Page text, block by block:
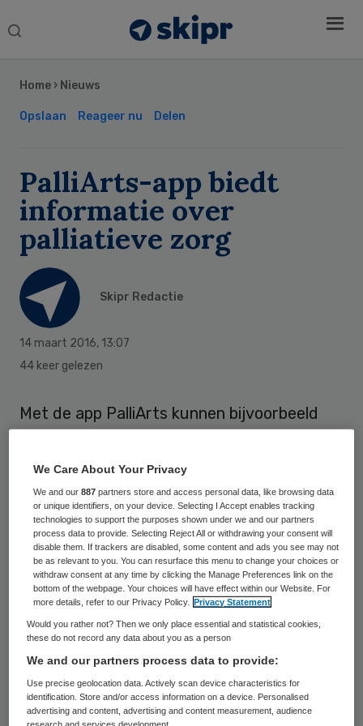
Search
Home › Nieuws
Opslaan Reageer nu Delen
PalliArts-app biedt
informatie over
palliatieve zorg
Skipr Redactie
14 maart 2016, 13:07
44 keer gelezen
Met de app PalliArts kunnen bijvoorbeeld
over palliatieve zorg raadplegen via de
mobiele telefoon of tablet. De app is een
initiatief van Marije Brüll en Marlie Spijkers
van het Netwerk Palliatieve Zorg Zuidoost
Brabant, en ontwikkeld samen met
Integraal Kankercentrum Nederland (IKNL)
en VGZ.
PalliArts ondersteunt de (huis)arts bij het
verlenen van goede palliatieve zorg,
afgestemd op de wensen van de patiënt en
diens naasten. Via de app is informatie over
Sidebar
We Care About Your Privacy
We and our887 partners store and access personal data, like browsing data
or unique identifiers, on your device. Selecting I Accept enables tracking
technologies to support the purposes shown under we and our partners
process data to provide. Selecting Reject All or withdrawing your consent will
disable them. If trackers are disabled, some content and ads you see may not
be as relevant to you. You can resurface this menu to change your choices or
withdraw consent at any time by clicking the Manage Preferences link on the
bottom of the webpage. Your choices will have effect within our Website. For
more details, refer to our Privacy Policy.
Privacy Statement
Would you rather not? Then we only place essential and statistical cookies,
these do not record any data about you as a person
We and our partners process data to provide:
Use precise geolocation data. Actively scan device characteristics for
identification. Store and/or access information on a device. Personalised
advertising and content, advertising and content measurement, audience